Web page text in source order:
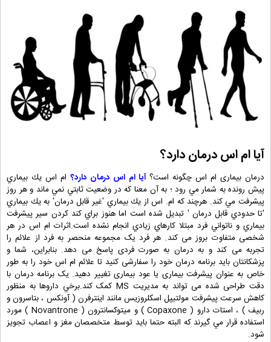
آیا ام اس درمان دارد؟
درمان بیماری ام اس چگونه است؟ آیا ام اس درمان دارد؟ام اس يك بيماري
پيش رونده به شمار مي رود ؛ به آن معنا كه در وضعيت ثابتي نمي ماند و هر روز
پيشرفت مي كند. هرچند كه ام. اس از يك بيماري 'غير قابل درمان' به يك بيماري
'تا حدودي قابل درمان ' تبديل شده است اما هنوز براي كند كردن سير پيشرفت
بيماري و ناتواني فرد مبتلا كارهاي زيادي انجام نشده است.اثرات ام اس در هر
شخصی متفاوت بروز می کند. هر فرد یک مجموعه منحصر به فرد از علائم را
تجربه می کند و به درمان به صورت فردی پاسخ می دهد. بنابراین، شما و
پزشکانتان باید برنامه درمان خود را سفارشی کنید تا علائم ام اس خود را به طور
خاص به عنوان پیشرفت بیماری یا عود بیماری تغییر دهید. یک برنامه درمان با
دقت طراحی شده می تواند به مدیریت MS کمک کند.برخي داروها به منظور
كاهش سرعت پيشرفت مولتيپل اسكلروزيس مانند اينترفرن ( آونكس ، بتاسرون و
ربيف ) ، استات دارو ( Copaxone ) و ميتوكسانترون ( Novantrone ) مورد
استفاده قرار مي گيرند كه البته حتما بايد توسط متخصصان مغز و اعصاب تجويز
شود.